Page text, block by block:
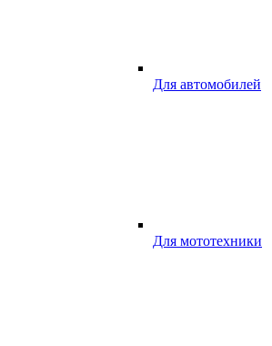
Для автомобилей
Для мототехники